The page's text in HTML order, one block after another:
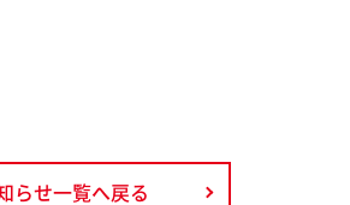
らせ一覧へ戻る